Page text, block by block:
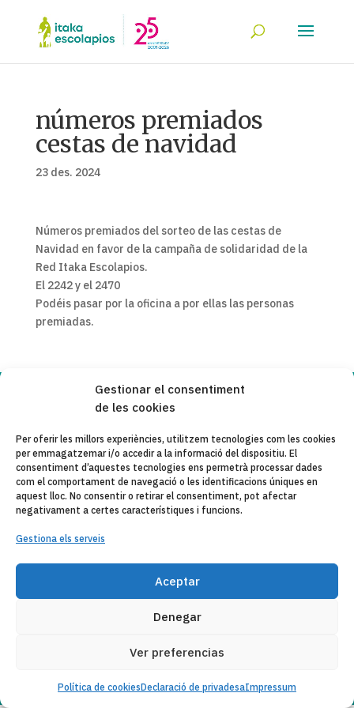
Gestionar el consentiment
de les cookies
Per oferir les millors experiències, utilitzem tecnologies com les cookies
per emmagatzemar i/o accedir a la informació del dispositiu. El
consentiment d’aquestes tecnologies ens permetrà processar dades
com el comportament de navegació o les identificacions úniques en
aquest lloc. No consentir o retirar el consentiment, pot afectar
negativament a certes característiques i funcions.
Gestiona els serveis
Aceptar
Denegar
Ver preferencias
Política de cookiesDeclaració de privadesaImpressum
números premiados
cestas de navidad
23 des. 2024
Números premiados del sorteo de las cestas de
Navidad en favor de la campaña de solidaridad de la
Red Itaka Escolapios.
El 2242 y el 2470
Podéis pasar por la oficina a por ellas las personas
premiadas.
Copyleft 2025Itaka-Escolapios
AVÍS LEGAL
POLÍTICA DE PRIVACITAT
CONTACTE
ENTITATS COL·LABORADES